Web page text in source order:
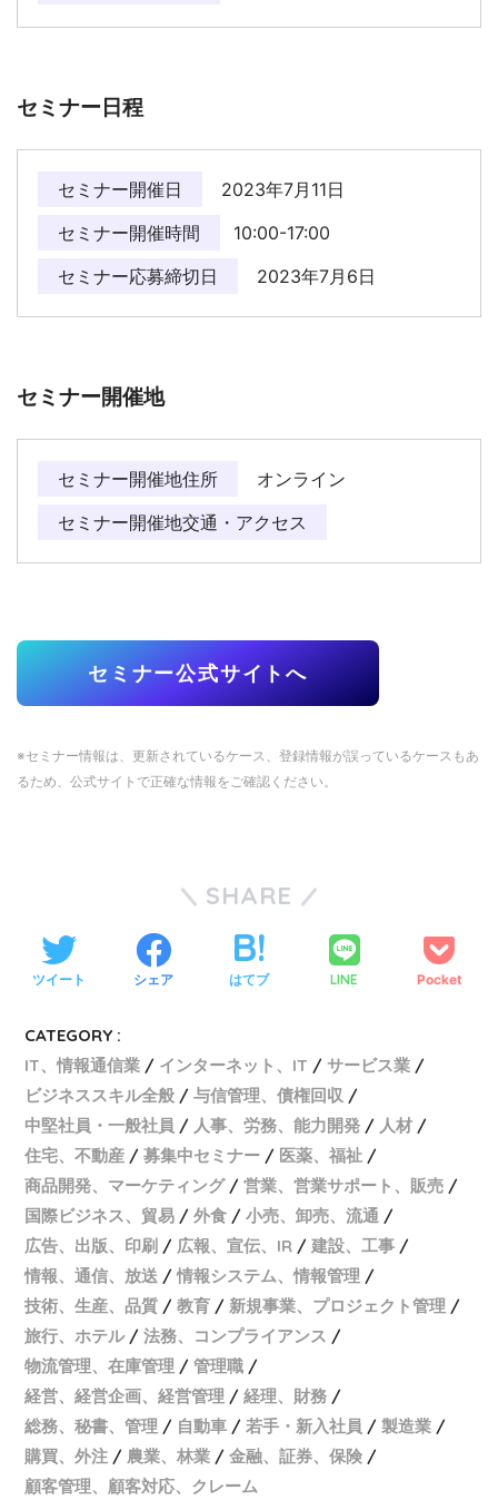
セミナー日程
セミナー開催日
2023年7月11日
セミナー開催時間
10:00-17:00
セミナー応募締切日
2023年7月6日
セミナー開催地
セミナー開催地住所
オンライン
セミナー開催地交通・アクセス
セミナー公式サイトへ
※セミナー情報は、更新されているケース、登録情報が誤っているケースもあ
るため、公式サイトで正確な情報をご確認ください。
SHARE
ツイート シェア はてブ LINE Pocket
CATEGORY :
IT、情報通信業
インターネット、IT
サービス業
ビジネススキル全般
与信管理、債権回収
中堅社員・一般社員
人事、労務、能力開発
人材
住宅、不動産
募集中セミナー
医薬、福祉
商品開発、マーケティング
営業、営業サポート、販売
国際ビジネス、貿易
外食
小売、卸売、流通
広告、出版、印刷
広報、宣伝、IR
建設、工事
情報、通信、放送
情報システム、情報管理
技術、生産、品質
教育
新規事業、プロジェクト管理
旅行、ホテル
法務、コンプライアンス
物流管理、在庫管理
管理職
経営、経営企画、経営管理
経理、財務
総務、秘書、管理
自動車 若手・新入社員
製造業
購買、外注
農業、林業
金融、証券、保険
顧客管理、顧客対応、クレーム